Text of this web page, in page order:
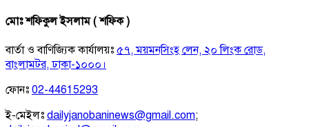
মোঃ শফিকুল ইসলাম ( শফিক )
বার্তা ও বাণিজ্যিক কার্যালয়ঃ ৫৭, ময়মনসিংহ লেন, ২০ লিংক রোড,
বাংলামটর, ঢাকা-১০০০।
ফোনঃ 02-44615293
ই-মেইলঃ dailyjanobaninews@gmail.com;